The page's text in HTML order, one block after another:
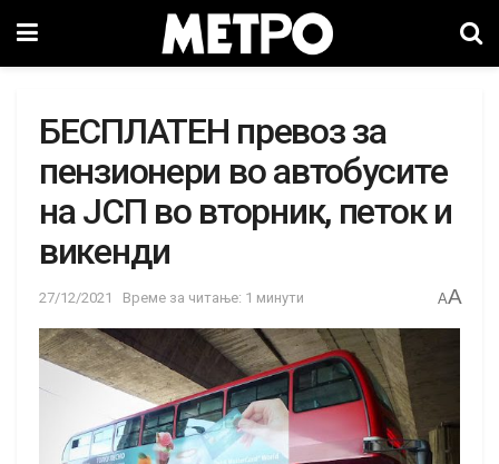
БЕCПЛАТЕН превоз за
пензионери во автобусите
на ЈCП во втоpник, петок и
викенди
27/12/2021 Време за читање: 1 минути AA